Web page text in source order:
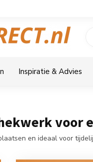
Inspiratie & Advies
voor
en ideaal voor